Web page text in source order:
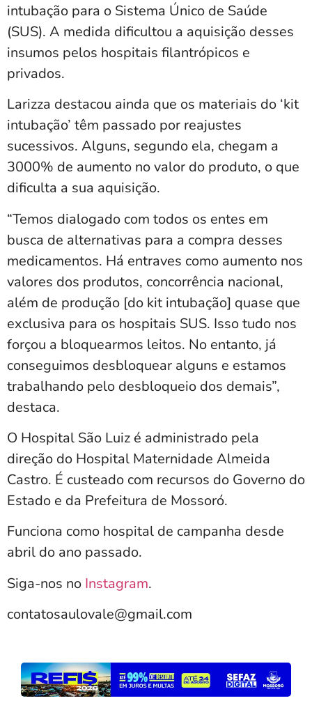
intubação para o Sistema Único de Saúde
(SUS). A medida dificultou a aquisição desses
insumos pelos hospitais filantrópicos e
privados.
Larizza destacou ainda que os materiais do ‘kit
intubação’ têm passado por reajustes
sucessivos. Alguns, segundo ela, chegam a
3000% de aumento no valor do produto, o que
dificulta a sua aquisição.
“Temos dialogado com todos os entes em
busca de alternativas para a compra desses
medicamentos. Há entraves como aumento nos
valores dos produtos, concorrência nacional,
além de produção [do kit intubação] quase que
exclusiva para os hospitais SUS. Isso tudo nos
forçou a bloquearmos leitos. No entanto, já
conseguimos desbloquear alguns e estamos
trabalhando pelo desbloqueio dos demais”,
destaca.
O Hospital São Luiz é administrado pela
direção do Hospital Maternidade Almeida
Castro. É custeado com recursos do Governo do
Estado e da Prefeitura de Mossoró.
Funciona como hospital de campanha desde
abril do ano passado.
Siga-nos no Instagram.
contatosaulovale@gmail.com